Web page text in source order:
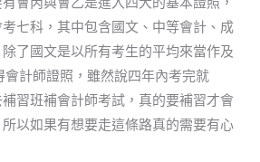
七科，其中包含國文、中等會計、成
了國文是以所有考生的平均來當作及
計師證照，雖然說四年內考完就
習班補會計師考試，真的要補習才會
以如果有想要走這條路真的需要有心